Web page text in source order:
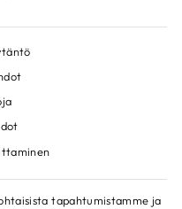
tapahtumistamme ja